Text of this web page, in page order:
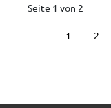
Seite 1 von 2
1 2